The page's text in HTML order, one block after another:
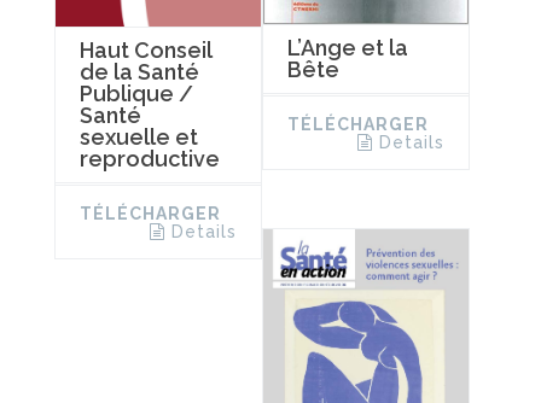
Haut Conseil
de la Santé
Publique /
Santé
sexuelle et
reproductive
TÉLÉCHARGER
Details
L’Ange et la
Bête
TÉLÉCHARGER
Details